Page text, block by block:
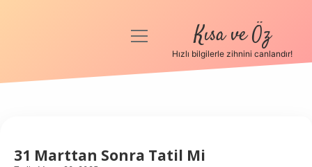
Anasayfa
menüyü
Kısa ve Öz
Hızlı bilgilerle zihnini canlandır!
31 Marttan Sonra Tatil Mi